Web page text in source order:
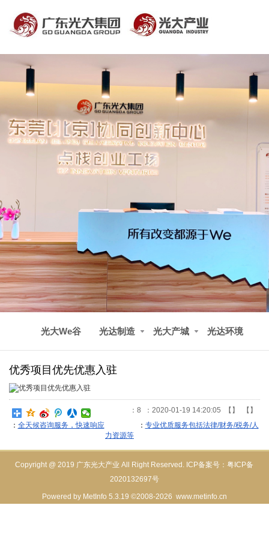
光大We谷 光达制造 光大产城 光达环境
优秀项目优先优惠入驻
： 8 ：2020-01-19 14:20:05 【 】 【 】
： 全天候咨询服务，快速响应 ： 专业优质服务包括法律/财务/税务/人
力资源等
Copyright @ 2019 广东光大产业 All Right Reserved. ICP备案号：粤ICP备
2020132697号
Powered by MetInfo 5.3.19 ©2008-2026 www.metinfo.cn